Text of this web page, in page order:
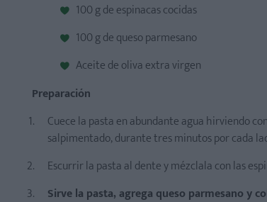
100 g de espinacas cocidas
100 g de queso parmesano
Aceite de oliva extra virgen
Preparación
Cuece la pasta en abundante agua hirviendo
salpimentado, durante tres minutos por cada
Escurrir la pasta al dente y mézclala con las
Sirve la pasta, agrega queso parmesano y